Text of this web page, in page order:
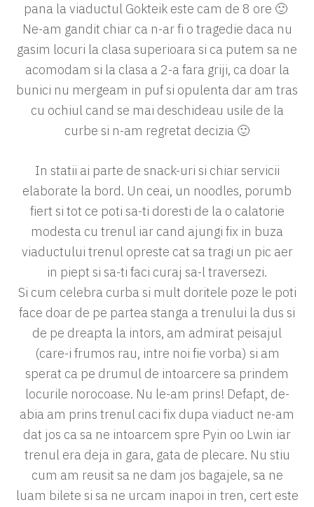
pana la viaductul Gokteik este cam de 8 ore 🙂
Ne-am gandit chiar ca n-ar fi o tragedie daca nu
gasim locuri la clasa superioara si ca putem sa ne
acomodam si la clasa a 2-a fara griji, ca doar la
bunici nu mergeam in puf si opulenta dar am tras
cu ochiul cand se mai deschideau usile de la
curbe si n-am regretat decizia 🙂
In statii ai parte de snack-uri si chiar servicii
elaborate la bord. Un ceai, un noodles, porumb
fiert si tot ce poti sa-ti doresti de la o calatorie
modesta cu trenul iar cand ajungi fix in buza
viaductului trenul opreste cat sa tragi un pic aer
in piept si sa-ti faci curaj sa-l traversezi.
Si cum celebra curba si mult doritele poze le poti
face doar de pe partea stanga a trenului la dus si
de pe dreapta la intors, am admirat peisajul
(care-i frumos rau, intre noi fie vorba) si am
sperat ca pe drumul de intoarcere sa prindem
locurile norocoase. Nu le-am prins! Defapt, de-
abia am prins trenul caci fix dupa viaduct ne-am
dat jos ca sa ne intoarcem spre Pyin oo Lwin iar
trenul era deja in gara, gata de plecare. Nu stiu
cum am reusit sa ne dam jos bagajele, sa ne
luam bilete si sa ne urcam inapoi in tren, cert este